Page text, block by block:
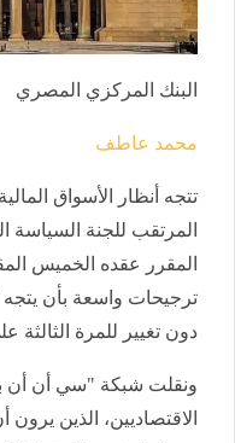
البنك المركزي المصري
محمد عاطف
تتجه أنظار الأسواق
المرتقب للجنة السياسة
ترجيحات واسعة بأن يتجه
دون تغيير للمرة الثالثة
ونقلت شبكة "سي أن أن
الاقتصاديين، الذين